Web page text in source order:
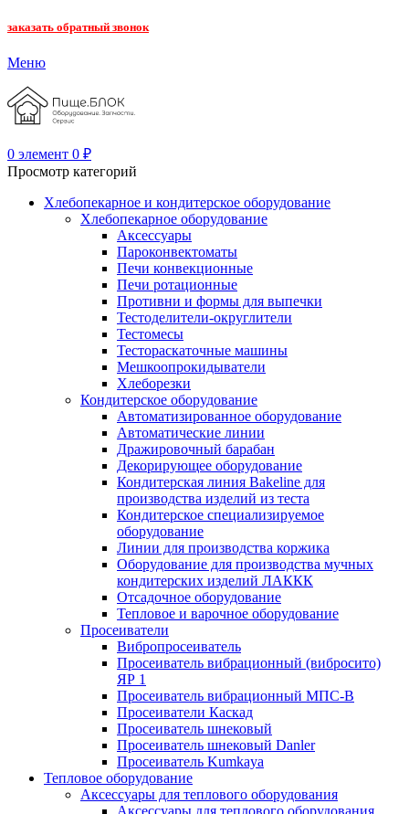
заказать обратный звонок
Меню
0 элемент 0 ₽
Просмотр категорий
Хлебопекарное и кондитерское оборудование
Хлебопекарное оборудование
Аксессуары
Пароконвектоматы
Печи конвекционные
Печи ротационные
Противни и формы для выпечки
Тестоделители-округлители
Тестомесы
Тестораскаточные машины
Мешкоопрокидыватели
Хлеборезки
Кондитерское оборудование
Автоматизированное оборудование
Автоматические линии
Дражировочный барабан
Декорирующее оборудование
Кондитерская линия Bakeline для
производства изделий из теста
Кондитерское специализируемое
оборудование
Линии для производства коржика
Оборудование для производства мучных
кондитерских изделий ЛАККК
Отсадочное оборудование
Тепловое и варочное оборудование
Просеиватели
Вибропросеиватель
Просеиватель вибрационный (вибросито)
ЯР 1
Просеиватель вибрационный МПС-В
Просеиватели Каскад
Просеиватель шнековый
Просеиватель шнековый Danler
Просеиватель Kumkaya
Тепловое оборудование
Аксессуары для теплового оборудования
Аксессуары для теплового оборудования